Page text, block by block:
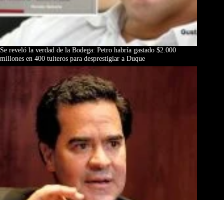
Se reveló la verdad de la Bodega: Petro habría gastado $2.000
millones en 400 tuiteros para desprestigiar a Duque